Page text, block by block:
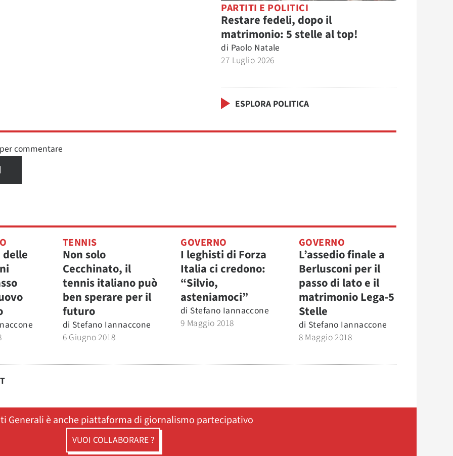
PARTITI E POLITICI
Restare fedeli, dopo il
matrimonio: 5 stelle al top!
di Paolo Natale
27 Luglio 2026
ESPLORA POLITICA
commentare
delle
TENNIS
Non solo
Cecchinato, il
tennis italiano può
ben sperare per il
futuro
di Stefano Iannaccone
6 Giugno 2018
GOVERNO
I leghisti di Forza
Italia ci credono:
“Silvio,
asteniamoci”
di Stefano Iannaccone
9 Maggio 2018
GOVERNO
L’assedio finale a
Berlusconi per il
passo di lato e il
matrimonio Lega-5
Stelle
di Stefano Iannaccone
8 Maggio 2018
Generali è anche piattaforma di giornalismo partecipativo
VUOI COLLABORARE ?